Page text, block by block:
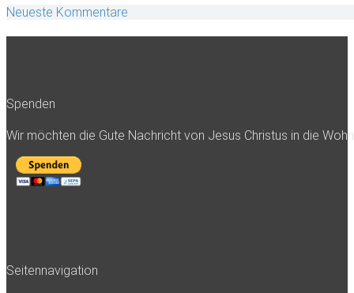
Neueste Kommentare
Spenden
Wir möchten die Gute Nachricht von Jesus Christus in die
Seitennavigation